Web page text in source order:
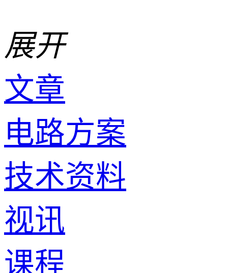
展开
文章
电路方案
技术资料
视讯
课程